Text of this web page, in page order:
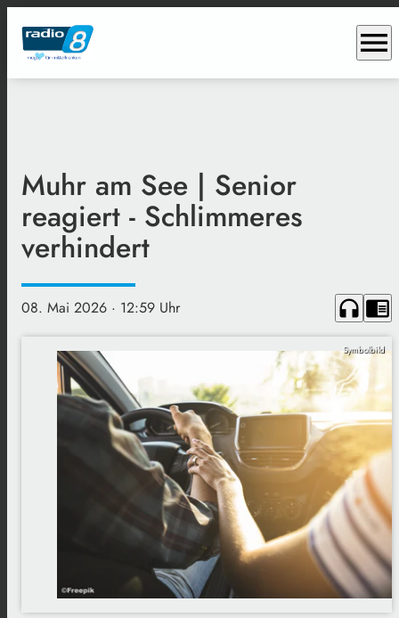
menu
Muhr am See | Senior
reagiert - Schlimmeres
verhindert
08. Mai 2026 · 12:59 Uhr headphones chrome_reader_mode
Symbolbild